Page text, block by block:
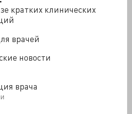
кратких клинических
врачей
новости
врача